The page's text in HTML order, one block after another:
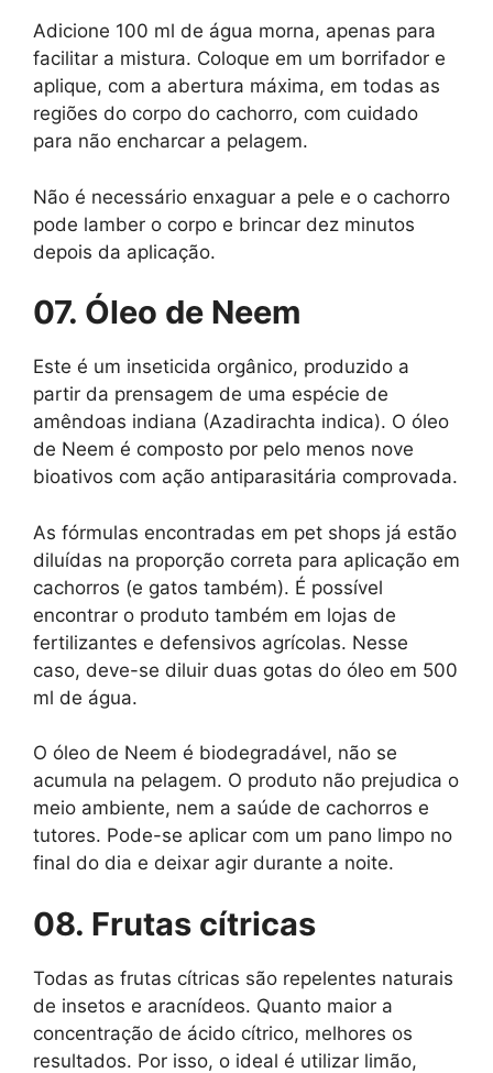
Adicione 100 ml de água morna, apenas para
facilitar a mistura. Coloque em um borrifador e
aplique, com a abertura máxima, em todas as
regiões do corpo do cachorro, com cuidado
para não encharcar a pelagem.
Não é necessário enxaguar a pele e o cachorro
pode lamber o corpo e brincar dez minutos
depois da aplicação.
07. Óleo de Neem
Este é um inseticida orgânico, produzido a
partir da prensagem de uma espécie de
amêndoas indiana (Azadirachta indica). O óleo
de Neem é composto por pelo menos nove
bioativos com ação antiparasitária comprovada.
As fórmulas encontradas em pet shops já estão
diluídas na proporção correta para aplicação em
cachorros (e gatos também). É possível
encontrar o produto também em lojas de
fertilizantes e defensivos agrícolas. Nesse
caso, deve-se diluir duas gotas do óleo em 500
ml de água.
O óleo de Neem é biodegradável, não se
acumula na pelagem. O produto não prejudica o
meio ambiente, nem a saúde de cachorros e
tutores. Pode-se aplicar com um pano limpo no
final do dia e deixar agir durante a noite.
08. Frutas cítricas
Todas as frutas cítricas são repelentes naturais
de insetos e aracnídeos. Quanto maior a
concentração de ácido cítrico, melhores os
resultados. Por isso, o ideal é utilizar limão,